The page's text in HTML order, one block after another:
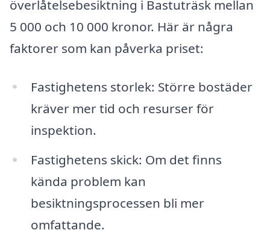
överlåtelsebesiktning i Bastuträsk mellan
5 000 och 10 000 kronor. Här är några
faktorer som kan påverka priset:
Fastighetens storlek: Större bostäder
kräver mer tid och resurser för
inspektion.
Fastighetens skick: Om det finns
kända problem kan
besiktningsprocessen bli mer
omfattande.